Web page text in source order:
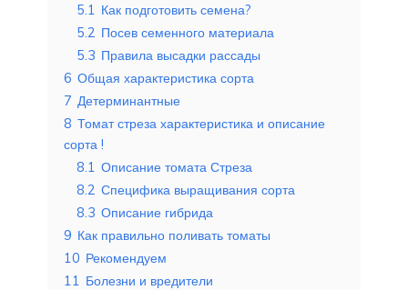
5.1 Как подготовить семена?
5.2 Посев семенного материала
5.3 Правила высадки рассады
6 Общая характеристика сорта
7 Детерминантные
8 Томат стреза характеристика и описание
сорта !
8.1 Описание томата Стреза
8.2 Специфика выращивания сорта
8.3 Описание гибрида
9 Как правильно поливать томаты
10 Рекомендуем
11 Болезни и вредители